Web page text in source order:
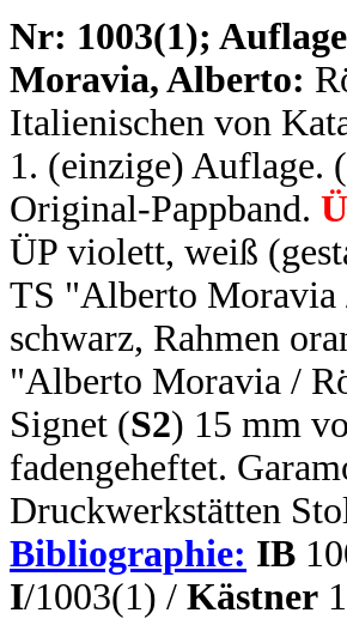
Nr: 1003(1);
Moravia, Alberto:
Italienischen von
1. (einzige) Auflage.
Original-Pappband.
ÜP violett, weiß
TS "Alberto Moravia
schwarz, Rahmen
"Alberto Moravia /
Signet (S2) 15 mm
fadengeheftet.
Druckwerkstätten
Bibliographie: IB
I/1003(1) / Kästner